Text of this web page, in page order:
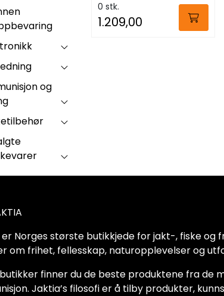
og
0 stk.
1.209,00
Norges største butikkjede for jakt-, fiske og
om frihet, fellesskap, naturopplevelser og
finner du de beste produktene fra de
Jaktia’s filosofi er å tilby produkter,